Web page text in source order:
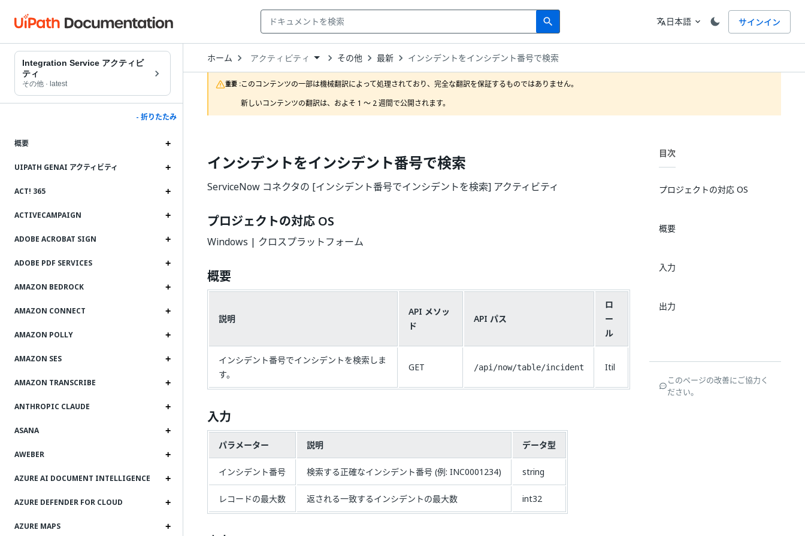
search
Search 言語
translate日本語 expand_more サインイン
Integration Service アクティビ
ティ
その他 · latest
- 折りたたみ
概要
UIPATH GENAI アクティビティ
ACT! 365
ACTIVECAMPAIGN
ADOBE ACROBAT SIGN
ADOBE PDF SERVICES
AMAZON BEDROCK
AMAZON CONNECT
AMAZON POLLY
AMAZON SES
AMAZON TRANSCRIBE
ANTHROPIC CLAUDE
ASANA
AWEBER
AZURE AI DOCUMENT INTELLIGENCE
AZURE DEFENDER FOR CLOUD
AZURE MAPS
ホーム Open
Dropdown
to
choose
product
アクティビティ その他 最新 インシデントをインシデント番号で検索
重要 :このコンテンツの一部は機械翻訳によって処理されており、完全な翻訳を保証するものではありません。
新しいコンテンツの翻訳は、およそ 1 ～ 2 週間で公開されます。
インシデントをインシデント番号で検索
ServiceNow コネクタの [インシデント番号でインシデントを検索] アクティビティ
プロジェクトの対応 OS
Windows | クロスプラットフォーム
概要
説明
API メソッ
ド
API パス
ロ
ー
ル
インシデント番号でインシデントを検索しま
す。
GET /api/now/table/incident Itil
入力
パラメーター 説明 データ型
インシデント番号 検索する正確なインシデント番号 (例: INC0001234) string
レコードの最大数 返される一致するインシデントの最大数 int32
目次
プロジェクトの対応 OS
概要
入力
出力
このページの改善にご協力く
ださい。